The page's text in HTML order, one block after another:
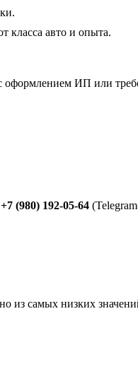
класса авто и опыта.
оформлением ИП или
+7 (980) 192-05-64
из самых низких